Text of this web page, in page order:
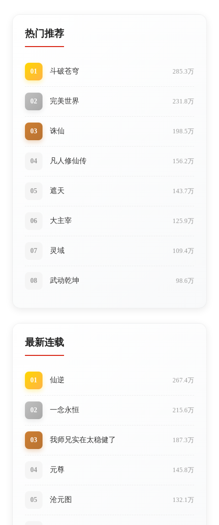
热门推荐
01 斗破苍穹 285.3万
02 完美世界 231.8万
03 诛仙 198.5万
04 凡人修仙传 156.2万
05 遮天 143.7万
06 大主宰 125.9万
07 灵域 109.4万
08 武动乾坤 98.6万
最新连载
01 仙逆 267.4万
02 一念永恒 215.6万
03 我师兄实在太稳健了 187.3万
04 元尊 145.8万
05 沧元图 132.1万